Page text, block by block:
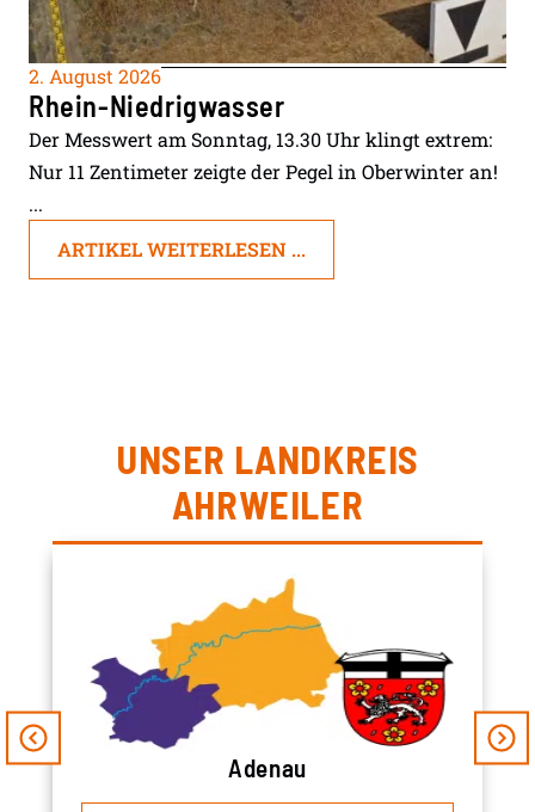
2. August 2026
Rhein-Niedrigwasser
Der Messwert am Sonntag, 13.30 Uhr klingt extrem:
Nur 11 Zentimeter zeigte der Pegel in Oberwinter an!
...
ARTIKEL WEITERLESEN ...
UNSER LANDKREIS
AHRWEILER
Adenau